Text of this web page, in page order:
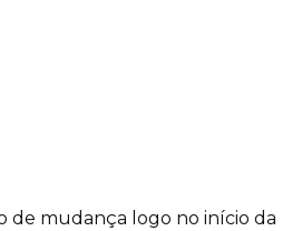
de mudança logo no início da